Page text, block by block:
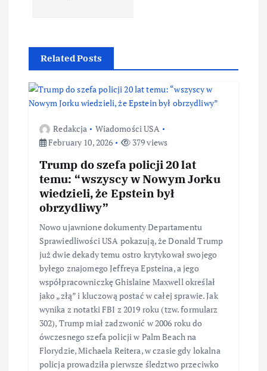
Related Posts
Redakcja
Wiadomości USA
February 10, 2026
379 views
Trump do szefa policji 20 lat
temu: “wszyscy w Nowym Jorku
wiedzieli, że Epstein był
obrzydliwy”
Nowo ujawnione dokumenty Departamentu
Sprawiedliwości USA pokazują, że Donald Trump
już dwie dekady temu ostro krytykował swojego
byłego znajomego Jeffreya Epsteina, a jego
współpracowniczkę Ghislaine Maxwell określał
jako „złą” i kluczową postać w całej sprawie. Jak
wynika z notatki FBI z 2019 roku (tzw. formularz
302), Trump miał zadzwonić w 2006 roku do
ówczesnego szefa policji w Palm Beach na
Florydzie, Michaela Reitera, w czasie gdy lokalna
policja prowadziła pierwsze śledztwo przeciwko